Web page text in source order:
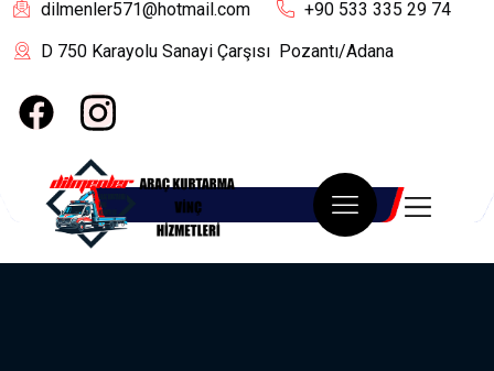
dilmenler571@hotmail.com
+90 533 335 29 74
D 750 Karayolu Sanayi Çarşısı Pozantı/Adana